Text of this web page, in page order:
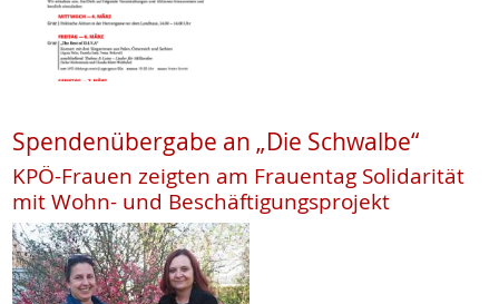
Spendenübergabe an „Die Schwalbe“
KPÖ-Frauen zeigten am Frauentag Solidarität
mit Wohn- und Beschäftigungsprojekt